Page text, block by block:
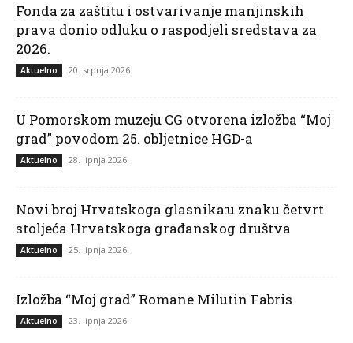
Fonda za zaštitu i ostvarivanje manjinskih
prava donio odluku o raspodjeli sredstava za
2026.
Aktuelno 20. srpnja 2026.
U Pomorskom muzeju CG otvorena izložba “Moj
grad” povodom 25. obljetnice HGD-a
Aktuelno 28. lipnja 2026.
Novi broj Hrvatskoga glasnika:u znaku četvrt
stoljeća Hrvatskoga građanskog društva
Aktuelno 25. lipnja 2026.
Izložba “Moj grad” Romane Milutin Fabris
Aktuelno 23. lipnja 2026.